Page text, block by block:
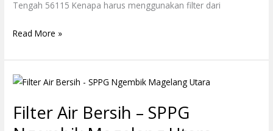
Tengah 56115 Kenapa harus menggunakan filter dari
Read More »
Filter Air Bersih – SPPG
Filter
Bersih
–